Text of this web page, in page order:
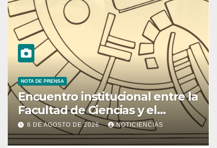
NOTA DE PRENSA
Encuentro institucional entre la
Facultad de Ciencias y el
Ministerio de Ciencia y
Tecnología
6 DE AGOSTO DE 2026 NOTICIENCIAS